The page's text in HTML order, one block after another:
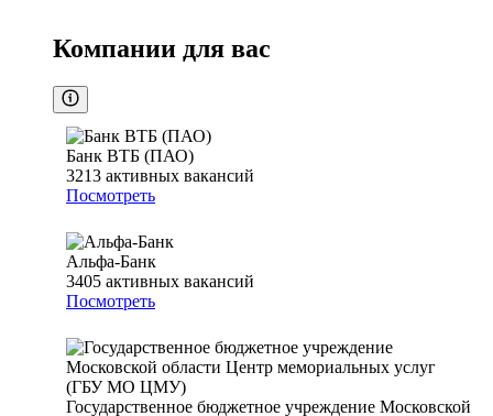
Компании для вас
Банк ВТБ (ПАО)
3213 активных вакансий
Посмотреть
Альфа-Банк
3405 активных вакансий
Посмотреть
Государственное бюджетное учреждение Московской